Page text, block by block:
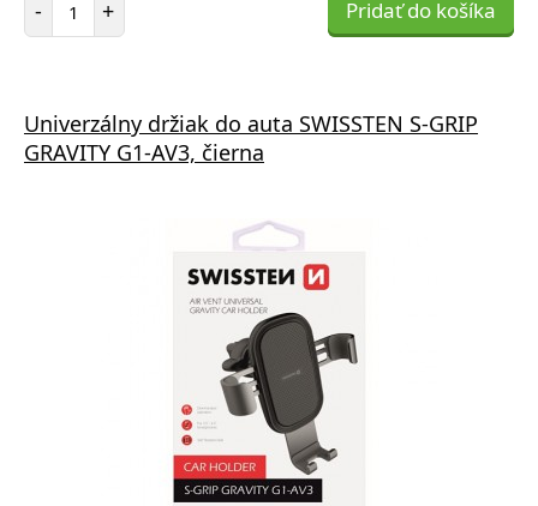
- + Pridať do košíka
Univerzálny držiak do auta SWISSTEN S-GRIP
GRAVITY G1-AV3, čierna